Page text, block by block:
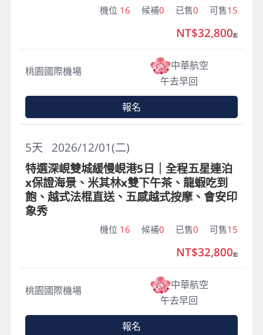
機位 16 候補0 已售0 可售15
桃園國際機場
中華航空
午去早回
NT$32,800起
報名
2026/12/01(二)
5天
特選深峴雙城緩慢峴港5日｜全程五星連泊
x保證海景、米其林x雙下午茶、龍蝦吃到
飽、越式法棍直送、五感越式按摩、會安印
象秀
機位 16 候補0 已售0 可售15
桃園國際機場
中華航空
午去早回
NT$32,800起
報名